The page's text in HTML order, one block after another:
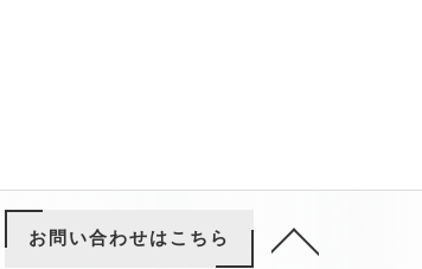
お問い合わせはこちら